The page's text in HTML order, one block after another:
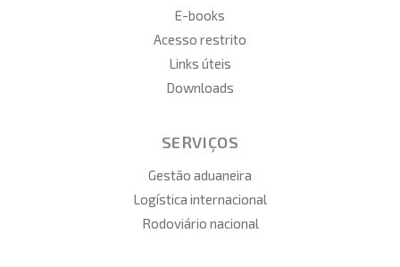
E-books
Acesso restrito
Links úteis
Downloads
SERVIÇOS
Gestão aduaneira
Logística internacional
Rodoviário nacional